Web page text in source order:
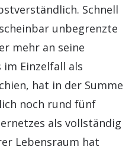
Schnell
unbegrenzte
mehr an seine
im Einzelfall als
hat in der Summe
noch rund fünf
als vollständig
Lebensraum hat